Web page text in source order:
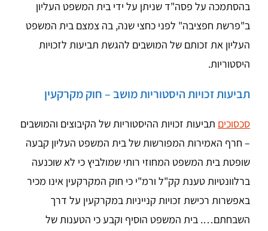
בהסתמכה על פסה"ד שניתן על ידי בית המשפט העליון
ב"פרשת חפציבה" לפני כחצי שנה, בה צמצם בית המשפט
העליון את זכותם של המושבים להגשת תביעות לזכויות
היסטוריות.
תביעות זכויות היסטוריות מושב – חוק מקרקעין
סכסוכיםתביעות זכויות ההיסטוריות של הקיבוצים והמושבים
– חרף האמירות המפורשות של בית המשפט העליון קבעה
שופטת בית המשפט המחוזי רותי שמולביץ כי לא שוכנעה
ברלוונטיות טענת קק"ל ורמ"י כי חוק המקרקעין אינו מכיר
באפשרות רכישת זכויות קנייניות במקרקעין על דרך
השבחתם…. בית המשפט הוסיף וקבע כי הטענות של